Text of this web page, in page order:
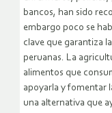
bancos, han sido
embargo poco se
clave que garantiza
peruanas. La
alimentos que
apoyarla y fomentar
una alternativa que